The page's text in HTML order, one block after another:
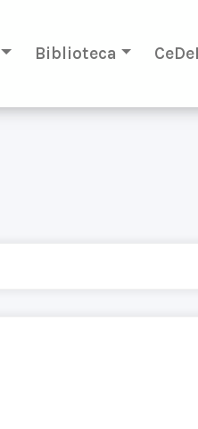
Biblioteca